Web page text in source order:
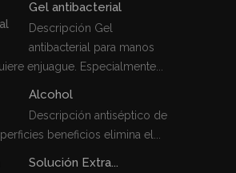
Gel antibacterial
Descripción Gel
antibacterial para manos
enjuague. Especialmente...
Alcohol
Descripción antiséptico de
beneficios elimina el...
Solución Extra...